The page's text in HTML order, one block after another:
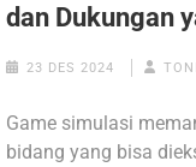
dan Dukungan
23 DES 2024
Game simulasi
bidang yang bisa